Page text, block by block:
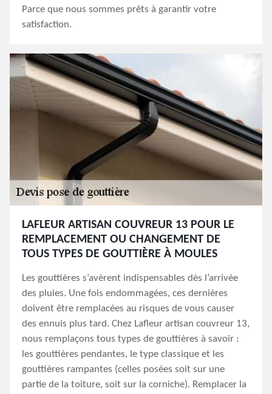
Parce que nous sommes prêts à garantir votre
satisfaction.
LAFLEUR ARTISAN COUVREUR 13 POUR LE
REMPLACEMENT OU CHANGEMENT DE
TOUS TYPES DE GOUTTIÈRE À MOULES
Les gouttières s’avèrent indispensables dès l’arrivée
des pluies. Une fois endommagées, ces dernières
doivent être remplacées au risques de vous causer
des ennuis plus tard. Chez Lafleur artisan couvreur 13,
nous remplaçons tous types de gouttières à savoir :
les gouttières pendantes, le type classique et les
gouttières rampantes (celles posées soit sur une
partie de la toiture, soit sur la corniche). Remplacer la